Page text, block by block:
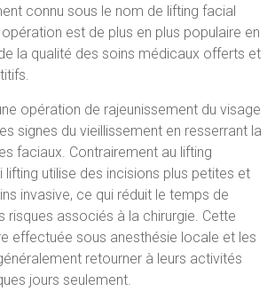
connu sous le nom de lifting facial
est de plus en plus populaire en
la qualité des soins médicaux offerts et
opération de rajeunissement du visage
signes du vieillissement en resserrant la
faciaux. Contrairement au lifting
lifting utilise des incisions plus petites et
invasive, ce qui réduit le temps de
risques associés à la chirurgie. Cette
effectuée sous anesthésie locale et les
retourner à leurs activités
jours seulement.